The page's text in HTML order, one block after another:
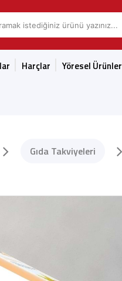
Harçlar Yöresel Ürünler
Gıda Takviyeleri